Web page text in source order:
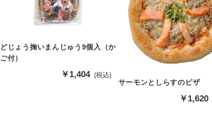
どじょう掬いまんじゅう9個入（か
ご付）
販
￥1,404 (税込)
サーモンとしらすのピザ
販
￥1,620